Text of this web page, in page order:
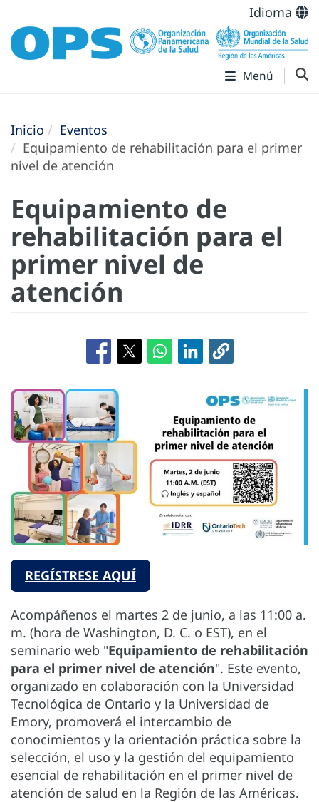
Idioma
Menú
Inicio
Eventos
Equipamiento de rehabilitación para el primer
nivel de atención
Equipamiento de
rehabilitación para el
primer nivel de
atención
REGÍSTRESE AQUÍ
Acompáñenos el martes 2 de junio, a las 11:00 a.
m. (hora de Washington, D. C. o EST), en el
seminario web "Equipamiento de rehabilitación
para el primer nivel de atención". Este evento,
organizado en colaboración con la Universidad
Tecnológica de Ontario y la Universidad de
Emory, promoverá el intercambio de
conocimientos y la orientación práctica sobre la
selección, el uso y la gestión del equipamiento
esencial de rehabilitación en el primer nivel de
atención de salud en la Región de las Américas.